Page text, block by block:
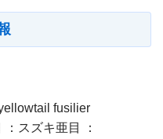
fusilier
スズキ亜目 ：